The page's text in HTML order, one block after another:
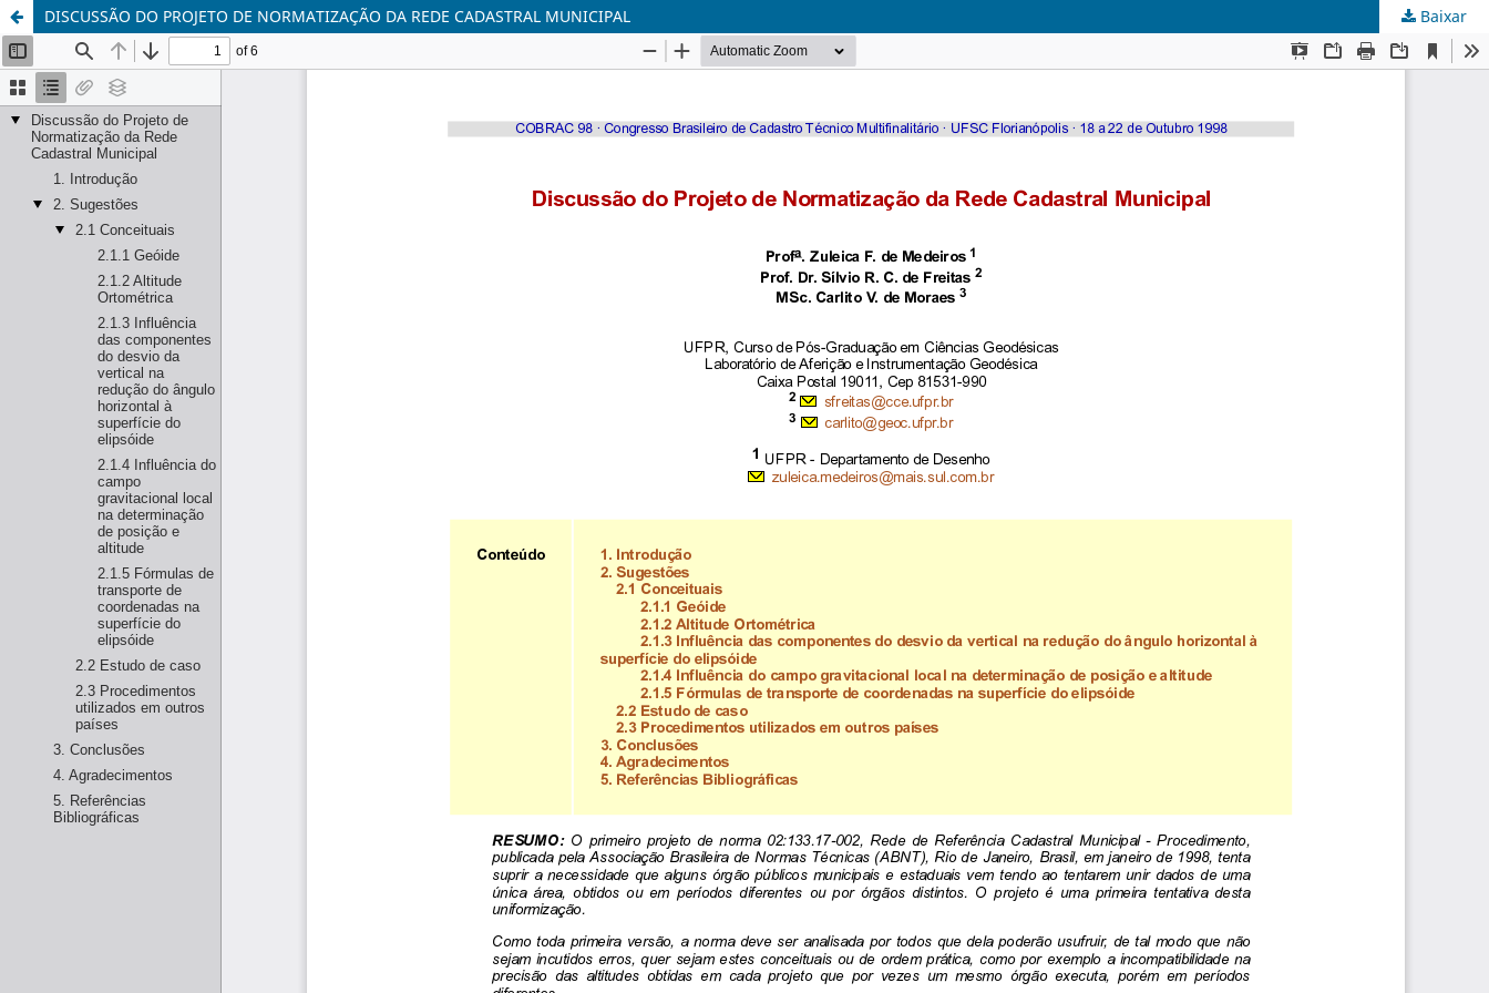
DISCUSSÃO DO PROJETO DE NORMATIZAÇÃO DA REDE CADASTRAL MUNICIPAL Baixar